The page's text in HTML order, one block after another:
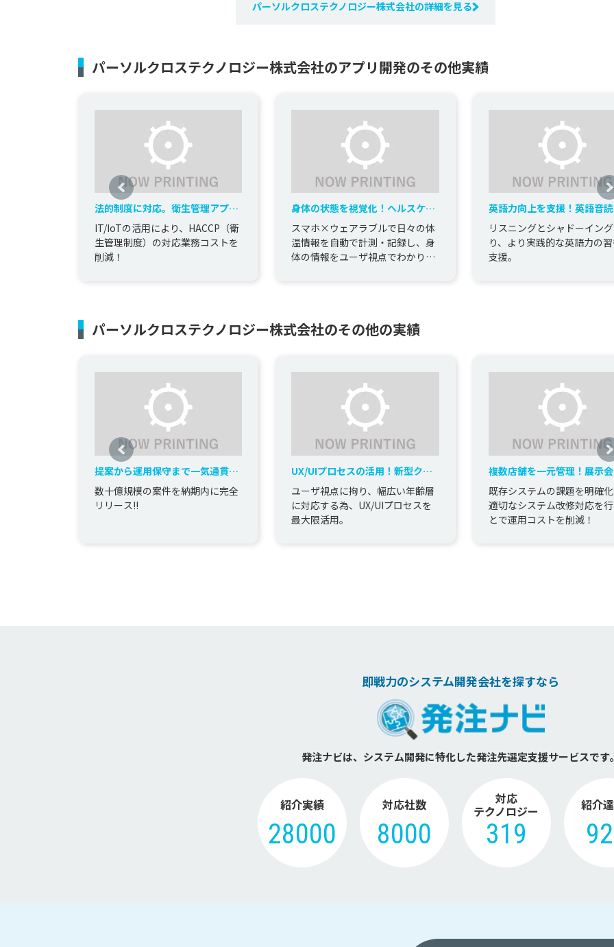
パーソルクロステクノロジー株式会社の詳細を見る
パーソルクロステクノロジー株式会社のアプリ開発のその他実績
法的制度に対応。衛生管理アプリ
の開発
IT/IoTの活用により、HACCP（衛
生管理制度）の対応業務コストを
削減！
身体の状態を視覚化！ヘルスケア
アプリの開発
スマホ×ウェアラブルで日々の体
温情報を自動で計測・記録し、身
体の情報をユーザ視点でわかりや
英語力向上を支援！英語音
リの開発
リスニングとシャドーイン
り、より実践的な英語力の
支援。
パーソルクロステクノロジー株式会社のその他の実績
提案から運用保守まで一気通貫し
た大規模なWebシステムを開発
数十億規模の案件を納期内に完全
リリース!!
UX/UIプロセスの活用！新型クレ
ーンゲーム機ネットワークシステ
ムの開発
ユーザ視点に拘り、幅広い年齢層
に対応する為、UX/UIプロセスを
最大限活用。
複数店舗を一元管理！展示
管理システムの開発
既存システムの課題を明確化
適切なシステム改修対応を
とで運用コストを削減！
即戦力のシステム開発会社を探すなら
発注ナビは、システム開発に特化した発注先選定支援サービスです。
紹介実績
28000
対応社数
8000
対応
テクノロジー
319
紹介